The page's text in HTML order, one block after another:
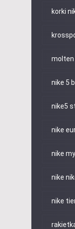
korki
molten
nike 5
nike5
nike
nike
nike
nike